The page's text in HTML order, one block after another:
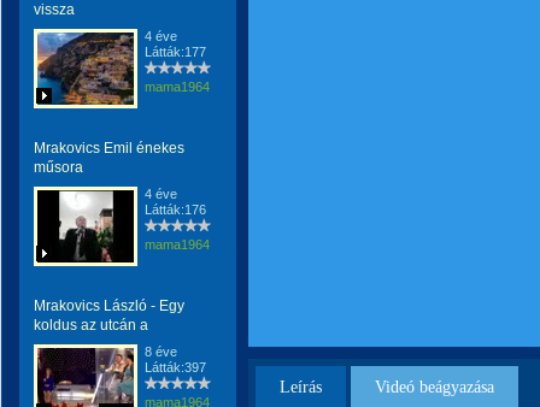
vissza
4 éve
Látták:177
mama1964
Mrakovics Emil énekes
műsora
4 éve
Látták:176
mama1964
Mrakovics László - Egy
koldus az utcán a
8 éve
Látták:397
mama1964
Leírás Videó beágyazása